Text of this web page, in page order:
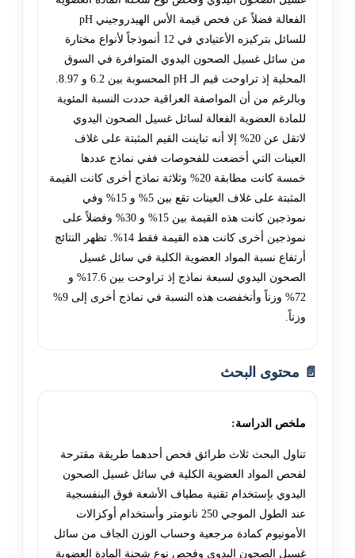
الفعالة فضلاً عن فحص قيمة الأس الهيدروجيني pH
للسائل بتركيزه الأعتيادي في 12 أنموذجاً لأنواع مختارة
من سائل غسيل الصحون اليدوي المتوافرة في السوق
وبالرغم من أن المواصفة العراقية حددت النسبة المئوية
للمادة العضوية الفعالة لسائل غسيل الصحون اليدوي
لاتقل عن 20% إلا أنه تباينت القيم المثبتة على غلاف
العينات التي أخضعت للفحوصات ففي نماذج عددها
خمسة كانت مطابقة 20% وثلاثة نماذج أخرى كانت القيمة
المثبتة على غلاف العينات تقع بين 5% و 15% وفي
نموذجين كانت هذه القيمة بين 15% و 30% وفضلاً على
نموذجين أخرى كانت هذه القيمة فقط 14%. تظهر النتائج
أرتفاع نسبة المواد العضوية الكلية في سائل غسيل
الصحون اليدوي لسبعة نماذج إذ تراوحت بين 17.6% و
72% وزناً وأنخفضت هذه النسبة في نماذج أخرى إلى 9%
وزناً.
📄 محتوى البحث
ملخص الدراسة:
تناول البحث ثلاث طرائق فحص أحدهما طريقة مقترحة
لفحص المواد العضوية الكلية في سائل غسيل الصحون
اليدوي بإستخدام تقنية مطياف الأشعة فوق البنفسجية
عند الطول الموجي 250 نانومتر وأستخدام أوكزالات
الأمونيوم كمادة مرجعية وحساب الوزن الجاف من سائل
غسيل الصحون اليدوي وفحص نوع شحنة المادة العضوية